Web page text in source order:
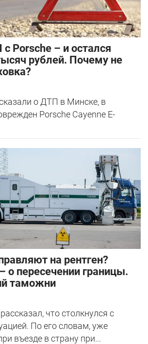
Porsche – и остался
рублей. Почему не
о ДТП в Минске, в
Porsche Cayenne E-
на рентген?
о пересечении границы.
таможни
что столкнулся с
По его словам, уже
въезде в страну при...